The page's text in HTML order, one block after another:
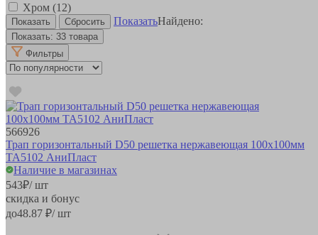
Хром (12)
ПоказатьНайдено:
Показать: 33 товара
Фильтры
566926
Трап горизонтальный D50 решетка нержавеющая 100х100мм
TA5102 АниПласт
Наличие в магазинах
543₽/ шт
скидка и бонус
до48.87 ₽/ шт